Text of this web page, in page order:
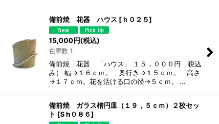
備前焼 花器 ハウス [ ｈ０２５]
15,000円(税込)
在庫数 1
備前焼 花器 「ハウス」 １５，０００円 税込
み） 幅→１６ｃｍ。 奥行き→１５ｃｍ。 高さ
→１７ｃｍ。花を活ける口の径→５ｃｍ。 …
備前焼 ガラス楕円皿（１９，５ｃｍ）２枚セッ
ト [S h０８６]